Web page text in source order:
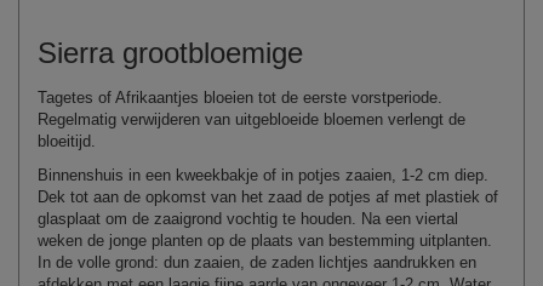
Sierra grootbloemige
Tagetes of Afrikaantjes bloeien tot de eerste vorstperiode.
Regelmatig verwijderen van uitgebloeide bloemen verlengt de
bloeitijd.
Binnenshuis in een kweekbakje of in potjes zaaien, 1-2 cm diep.
Dek tot aan de opkomst van het zaad de potjes af met plastiek of
glasplaat om de zaaigrond vochtig te houden. Na een viertal
weken de jonge planten op de plaats van bestemming uitplanten.
In de volle grond: dun zaaien, de zaden lichtjes aandrukken en